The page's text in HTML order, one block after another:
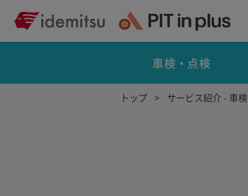
車検・点検
トップ サービス紹介 - 車検